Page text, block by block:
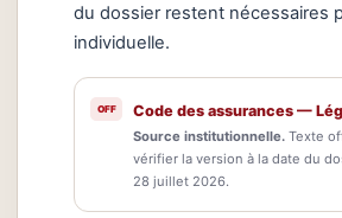
du dossier restent nécessaires
individuelle.
Code des assurances —
Source institutionnelle. Texte
vérifier la version à la date du
28 juillet 2026.